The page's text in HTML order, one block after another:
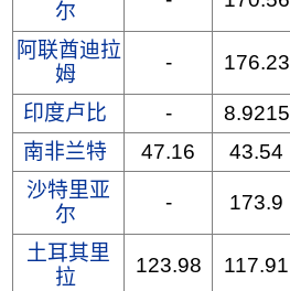
尔
阿联酋迪拉
姆
- 176.23
印度卢比 - 8.9215
南非兰特
47.16 43.54
沙特里亚
尔
- 173.9
土耳其里
拉
123.98 117.91